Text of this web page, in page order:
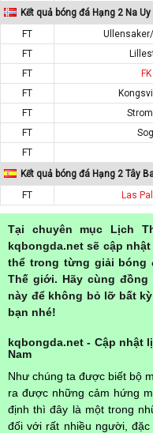
Kết quả bóng đá Hạng 2 Na Uy
FT
FT
FT
FT
FT
FT
FT
Kết quả bóng đá Hạng 2 Tây
FT
Las
Tại chuyên mục Lịch
kqbongda.net sẽ cập nhật
thể trong từng giải bóng
Thế giới. Hãy cùng
này để không bỏ lỡ bất
bạn nhé!
kqbongda.net - Cập nhật
Nam
Như chúng ta được biết bộ
ra được những cảm hứng
định thì đây là một trong
đối với rất nhiều người,